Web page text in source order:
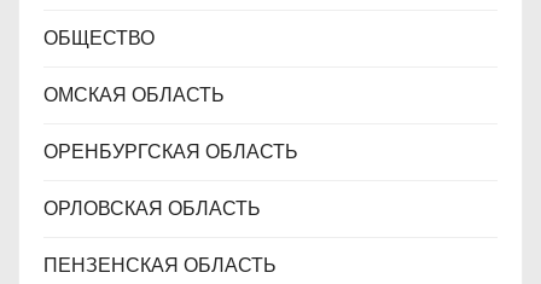
ОБЩЕСТВО
ОМСКАЯ ОБЛАСТЬ
ОРЕНБУРГСКАЯ ОБЛАСТЬ
ОРЛОВСКАЯ ОБЛАСТЬ
ПЕНЗЕНСКАЯ ОБЛАСТЬ